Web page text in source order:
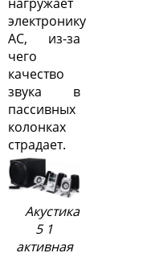
электронику
АС, из-за
чего
качество
звука в
пассивных
колонках
страдает.
Акустика
5 1
активная